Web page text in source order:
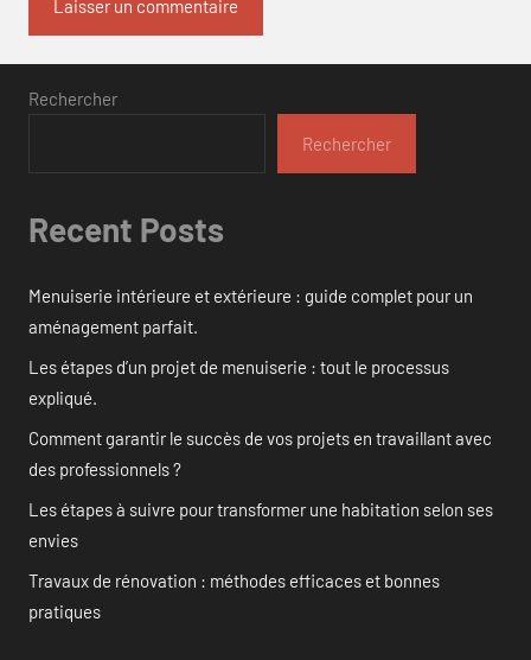
Rechercher
Rechercher
Recent Posts
Menuiserie intérieure et extérieure : guide complet pour un
aménagement parfait.
Les étapes d’un projet de menuiserie : tout le processus
expliqué.
Comment garantir le succès de vos projets en travaillant avec
des professionnels ?
Les étapes à suivre pour transformer une habitation selon ses
envies
Travaux de rénovation : méthodes efficaces et bonnes
pratiques